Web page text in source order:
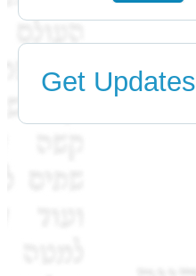
Get Updates